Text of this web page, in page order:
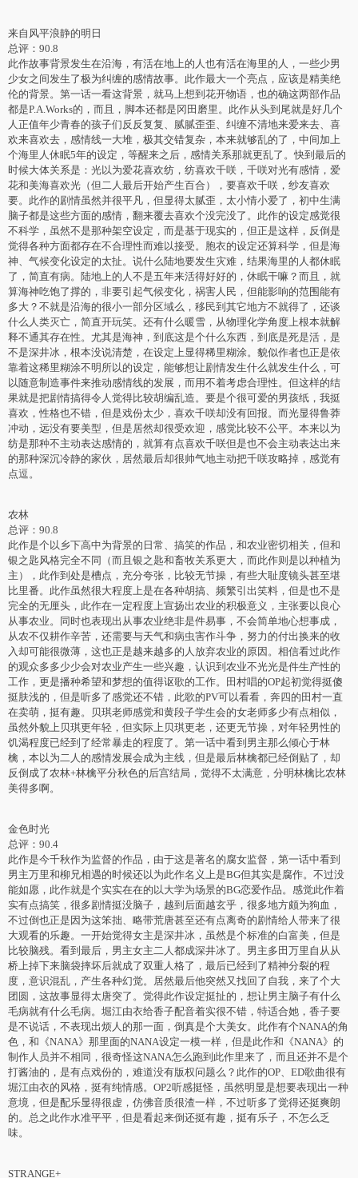
来自风平浪静的明日
总评：90.8
此作故事背景发生在沿海，有活在地上的人也有活在海里的人，一些少男
少女之间发生了极为纠缠的感情故事。此作最大一个亮点，应该是精美绝
伦的背景。第一话一看这背景，就马上想到花开物语，也的确这两部作品
都是P.A.Works的，而且，脚本还都是冈田磨里。此作从头到尾就是好几个
人正值年少青春的孩子们反反复复、腻腻歪歪、纠缠不清地来爱来去、喜
欢来喜欢去，感情线一大堆，极其交错复杂，本来就够乱的了，中间加上
个海里人休眠5年的设定，等醒来之后，感情关系那就更乱了。快到最后的
时候大体关系是：光以为爱花喜欢纺，纺喜欢千咲，千咲对光有感情，爱
花和美海喜欢光（但二人最后开始产生百合），要喜欢千咲，纱友喜欢
要。此作的剧情虽然并很平凡，但显得太腻歪，太小情小爱了，初中生满
脑子都是这些方面的感情，翻来覆去喜欢个没完没了。此作的设定感觉很
不科学，虽然不是那种架空设定，而是基于现实的，但正是这样，反倒是
觉得各种方面都存在不合理性而难以接受。胞衣的设定还算科学，但是海
神、气候变化设定的太扯。说什么陆地要发生灾难，结果海里的人都休眠
了，简直有病。陆地上的人不是五年来活得好好的，休眠干嘛？而且，就
算海神吃饱了撑的，非要引起气候变化，祸害人民，但能影响的范围能有
多大？不就是沿海的很小一部分区域么，移民到其它地方不就得了，还谈
什么人类灭亡，简直开玩笑。还有什么暖雪，从物理化学角度上根本就解
释不通其存在性。尤其是海神，到底这是个什么东西，到底是死是活，是
不是深井冰，根本没说清楚，在设定上显得稀里糊涂。貌似作者也正是依
靠着这稀里糊涂不明所以的设定，能够想让剧情发生什么就发生什么，可
以随意制造事件来推动感情线的发展，而用不着考虑合理性。但这样的结
果就是把剧情搞得令人觉得比较胡编乱造。要是个很可爱的男孩纸，我挺
喜欢，性格也不错，但是戏份太少，喜欢千咲却没有回报。而光显得鲁莽
冲动，远没有要美型，但是居然却很受欢迎，感觉比较不公平。本来以为
纺是那种不主动表达感情的，就算有点喜欢千咲但是也不会主动表达出来
的那种深沉冷静的家伙，居然最后却很帅气地主动把千咲攻略掉，感觉有
点逗。
农林
总评：90.8
此作是个以乡下高中为背景的日常、搞笑的作品，和农业密切相关，但和
银之匙风格完全不同（而且银之匙和畜牧关系更大，而此作则是以种植为
主），此作到处是槽点，充分夸张，比较无节操，有些大耻度镜头甚至堪
比里番。此作虽然很大程度上是在各种胡搞、频繁引出笑料，但是也不是
完全的无厘头，此作在一定程度上宣扬出农业的积极意义，主张要以良心
从事农业。同时也表现出从事农业绝非是件易事，不会简单地心想事成，
从农不仅耕作辛苦，还需要与天气和病虫害作斗争，努力的付出换来的收
入却可能很微薄，这也正是越来越多的人放弃农业的原因。相信看过此作
的观众多多少少会对农业产生一些兴趣，认识到农业不光光是件生产性的
工作，更是播种希望和梦想的值得讴歌的工作。田村唱的OP起初觉得挺傻
挺肤浅的，但是听多了感觉还不错，此歌的PV可以看看，奔四的田村一直
在卖萌，挺有趣。贝琪老师感觉和黄段子学生会的女老师多少有点相似，
虽然外貌上贝琪更年轻，但实际上贝琪更老，还更无节操，对年轻男性的
饥渴程度已经到了经常暴走的程度了。第一话中看到男主那么倾心于林
檎，本以为二人的感情发展会成为主线，但是最后林檎都已经倒贴了，却
反倒成了农林+林檎平分秋色的后宫结局，觉得不太满意，分明林檎比农林
美得多啊。
金色时光
总评：90.4
此作是今千秋作为监督的作品，由于这是著名的腐女监督，第一话中看到
男主万里和柳兄相遇的时候还以为此作名义上是BG但其实是腐作。不过没
能如愿，此作就是个实实在在的以大学为场景的BG恋爱作品。感觉此作着
实有点搞笑，很多剧情挺没脑子，越到后面越玄乎，很多地方颇为狗血，
不过倒也正是因为这笨拙、略带荒唐甚至还有点离奇的剧情给人带来了很
大观看的乐趣。一开始觉得女主是深井冰，虽然是个标准的白富美，但是
比较脑残。看到最后，男主女主二人都成深井冰了。男主多田万里自从从
桥上掉下来脑袋摔坏后就成了双重人格了，最后已经到了精神分裂的程
度，意识混乱，产生各种幻觉。居然最后他突然又找回了自我，来了个大
团圆，这故事显得太唐突了。觉得此作设定挺扯的，想让男主脑子有什么
毛病就有什么毛病。堀江由衣给香子配音着实很不错，特适合她，香子要
是不说话，不表现出烦人的那一面，倒真是个大美女。此作有个NANA的角
色，和《NANA》那里面的NANA设定一模一样，但是此作和《NANA》的
制作人员并不相同，很奇怪这NANA怎么跑到此作里来了，而且还并不是个
打酱油的，是有点戏份的，难道没有版权问题么？此作的OP、ED歌曲很有
堀江由衣的风格，挺有纯情感。OP2听感挺怪，虽然明显是想要表现出一种
意境，但是配乐显得很虚，仿佛音质很渣一样，不过听多了觉得还挺爽朗
的。总之此作水准平平，但是看起来倒还挺有趣，挺有乐子，不怎么乏
味。
STRANGE+